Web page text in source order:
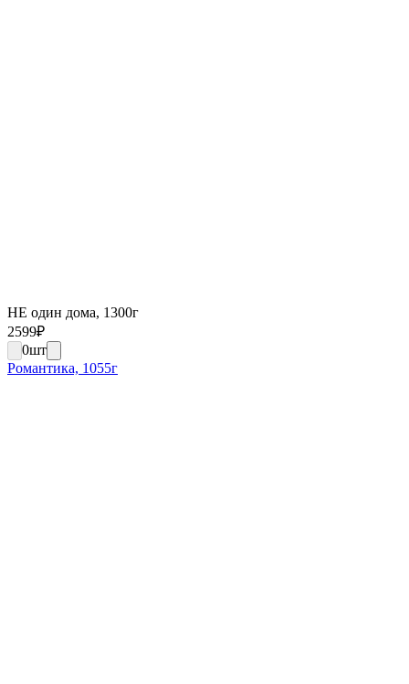
НЕ один дома, 1300г
2599₽
0шт
Романтика, 1055г